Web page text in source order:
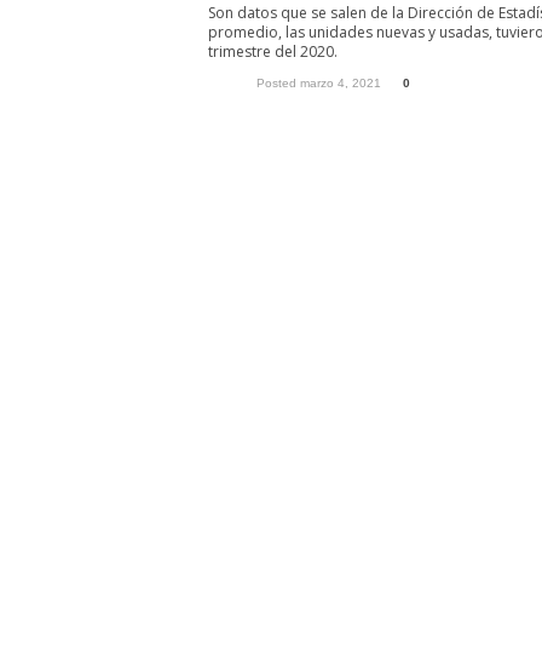
Son datos que se salen de la Dirección de
promedio, las unidades nuevas y usadas,
trimestre del 2020.
Posted marzo 4, 2021 0